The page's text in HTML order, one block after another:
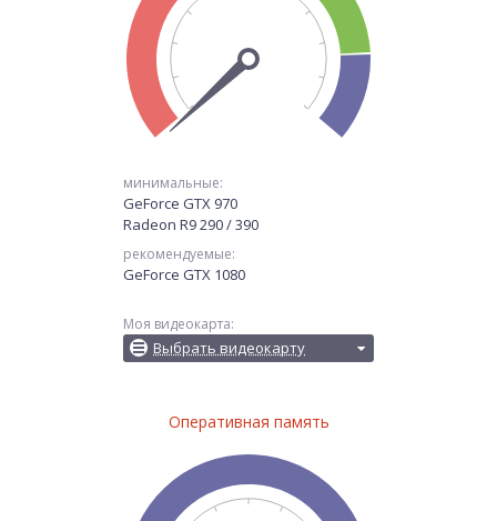
минимальные:
GeForce GTX 970
Radeon R9 290 / 390
рекомендуемые:
GeForce GTX 1080
Моя видеокарта:
Выбрать видеокарту
Оперативная память